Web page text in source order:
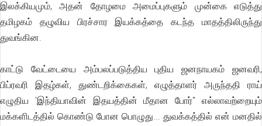
இலக்கியமும், அதன் தோழமை அமைப்புகளும் முன்கை எடுத்து
தமிழகம் தழுவிய பிரச்சார இயக்கத்தை கடந்த மாதத்திலிருந்து
துவங்கின.
காட்டு வேட்டையை அம்பலப்படுத்திய புதிய ஜனநாயகம் ஜனவரி,
பிப்ரவரி இதழ்கள், துண்டறிக்கைகள், எழுத்தாளர் அருந்ததி ராய்
எழுதிய 'இந்தியாவின் இதயத்தின் மீதான போர்" எல்லாவற்றையும்
மக்களிடத்தில் கொண்டு போன பொழுது... துவக்கத்தில் என் மனதில்